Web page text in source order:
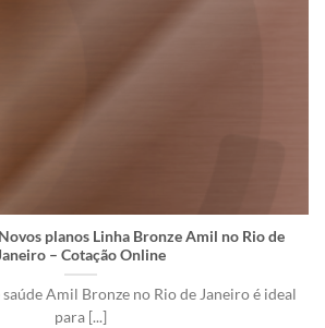
planos Linha Bronze Amil no Rio de
– Cotação Online
Amil Bronze no Rio de Janeiro é ideal
para [...]